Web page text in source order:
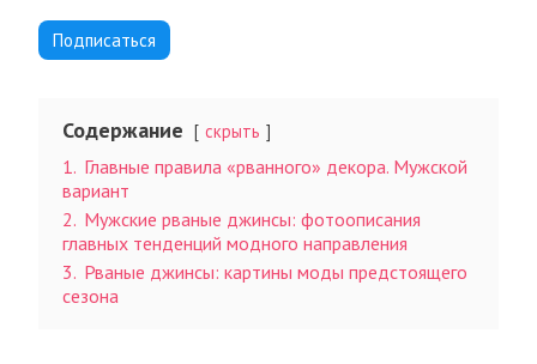
Подписаться
Содержание скрыть
1. Главные правила «рванного» декора. Мужской
вариант
2. Мужские рваные джинсы: фотоописания
главных тенденций модного направления
3. Рваные джинсы: картины моды предстоящего
сезона